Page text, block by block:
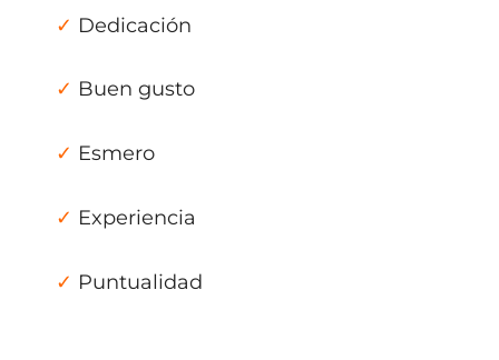
✓ Dedicación
✓ Buen gusto
✓ Esmero
✓ Experiencia
✓ Puntualidad